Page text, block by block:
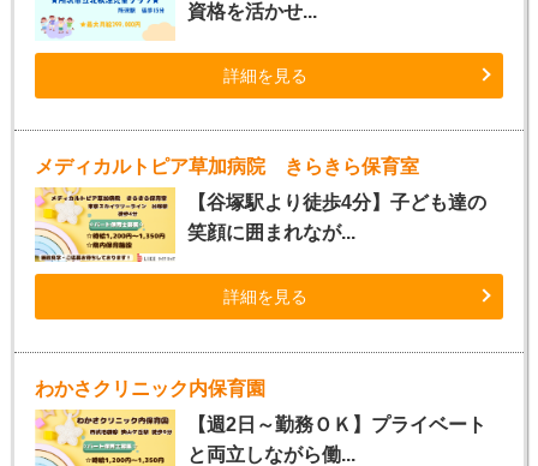
資格を活かせ...
詳細を見る
メディカルトピア草加病院 きらきら保育室
【谷塚駅より徒歩4分】子ども達の
笑顔に囲まれなが...
詳細を見る
わかさクリニック内保育園
【週2日～勤務ＯＫ】プライベート
と両立しながら働...